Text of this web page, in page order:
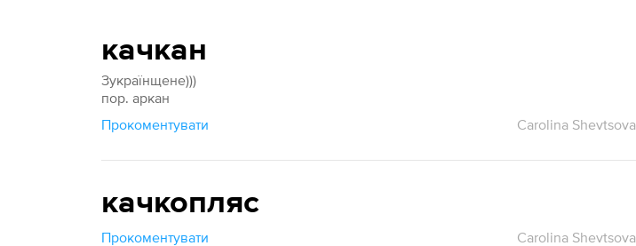
качкан
Зукраїнщене)))
пор. аркан
Прокоментувати
Carolina Shevtsova
качкопляс
Прокоментувати Carolina Shevtsova